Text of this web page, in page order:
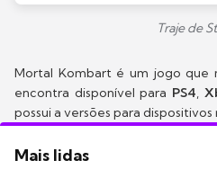
Traje de
Mortal Kombart é um jogo que
encontra disponível para PS4,
possui a versões para dispositivos
Mais lidas